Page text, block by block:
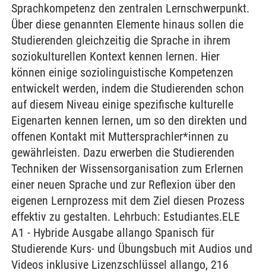
Sprachkompetenz den zentralen Lernschwerpunkt.
Über diese genannten Elemente hinaus sollen die
Studierenden gleichzeitig die Sprache in ihrem
soziokulturellen Kontext kennen lernen. Hier
können einige soziolinguistische Kompetenzen
entwickelt werden, indem die Studierenden schon
auf diesem Niveau einige spezifische kulturelle
Eigenarten kennen lernen, um so den direkten und
offenen Kontakt mit Muttersprachler*innen zu
gewährleisten. Dazu erwerben die Studierenden
Techniken der Wissensorganisation zum Erlernen
einer neuen Sprache und zur Reflexion über den
eigenen Lernprozess mit dem Ziel diesen Prozess
effektiv zu gestalten. Lehrbuch: Estudiantes.ELE
A1 - Hybride Ausgabe allango Spanisch für
Studierende Kurs- und Übungsbuch mit Audios und
Videos inklusive Lizenzschlüssel allango, 216